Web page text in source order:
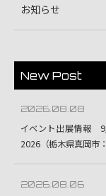
お知らせ
New Post
2026.08.08
イベント出展情報
2026（栃木県真岡市
2026.08.06